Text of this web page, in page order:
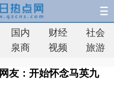
国内 财经
社会
泉商 视频 旅游
友：开始怀念马英九